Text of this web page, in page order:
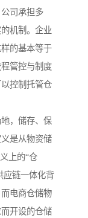
司承担多
机制。企业
的基本等于
管控与制度
控制托管仓
，储存、保
是从物资储
上的“仓
应链一体化背
电商仓储物
开设的仓储